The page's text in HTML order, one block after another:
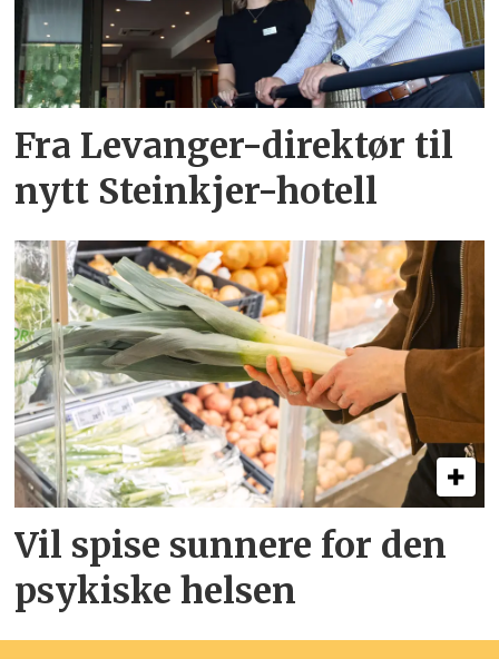
Fra Levanger-direktør til
nytt Steinkjer-hotell
Vil spise sunnere for den
psykiske helsen